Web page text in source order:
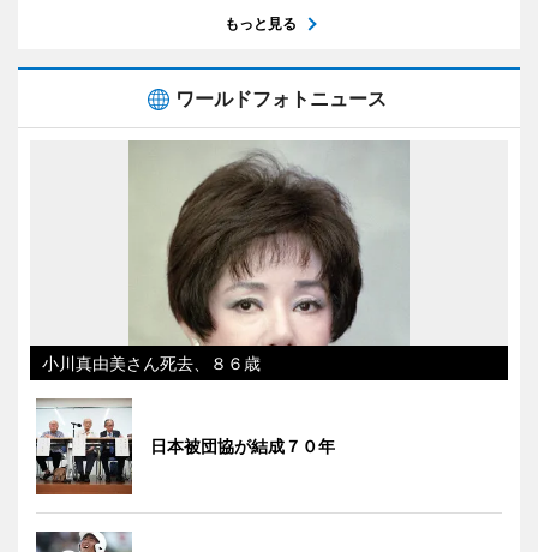
もっと見る
ワールドフォトニュース
小川真由美さん死去、８６歳
日本被団協が結成７０年